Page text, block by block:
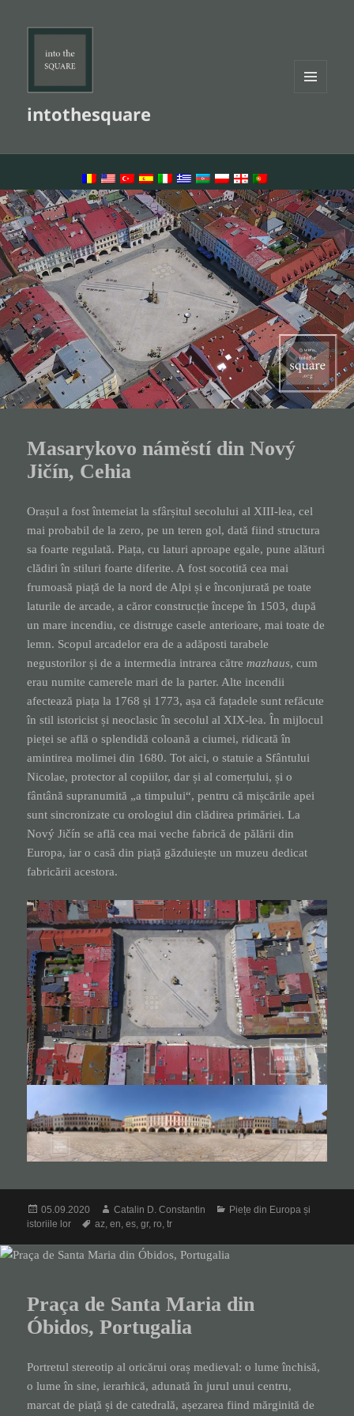
intothesquare
Masarykovo náměstí din Nový
Jičín, Cehia
Orașul a fost întemeiat la sfârșitul secolului al XIII-lea, cel
mai probabil de la zero, pe un teren gol, dată fiind structura
sa foarte regulată. Piața, cu laturi aproape egale, pune alături
clădiri în stiluri foarte diferite. A fost socotită cea mai
frumoasă piață de la nord de Alpi și e înconjurată pe toate
laturile de arcade, a căror construcție începe în 1503, după
un mare incendiu, ce distruge casele anterioare, mai toate de
lemn. Scopul arcadelor era de a adăposti tarabele
negustorilor și de a intermedia intrarea către mazhaus, cum
erau numite camerele mari de la parter. Alte incendii
afectează piața la 1768 și 1773, așa că fațadele sunt refăcute
în stil istoricist și neoclasic în secolul al XIX-lea. În mijlocul
pieței se află o splendidă coloană a ciumei, ridicată în
amintirea molimei din 1680. Tot aici, o statuie a Sfântului
Nicolae, protector al copiilor, dar și al comerțului, și o
fântână supranumită „a timpului“, pentru că mișcările apei
sunt sincronizate cu orologiul din clădirea primăriei. La
Nový Jičín se află cea mai veche fabrică de pălării din
Europa, iar o casă din piață găzduiește un muzeu dedicat
fabricării acestora.
Posted
on
05.09.2020 Author
Catalin D. Constantin Categories
Piețe din Europa și
istoriile lor
Tags
az,en,es,gr, ro,tr
Praça de Santa Maria din
Óbidos, Portugalia
Portretul stereotip al oricărui oraș medieval: o lume închisă,
o lume în sine, ierarhică, adunată în jurul unui centru,
marcat de piață și de catedrală, așezarea fiind mărginită de